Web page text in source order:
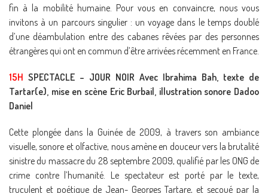
fin à la mobilité humaine. Pour vous en convaincre, nous vous
invitons à un parcours singulier : un voyage dans le temps doublé
d’une déambulation entre des cabanes rêvées par des personnes
étrangères qui ont en commun d’être arrivées récemment en France.
15H SPECTACLE – JOUR NOIR Avec Ibrahima Bah, texte de
Tartar(e), mise en scène Eric Burbail, illustration sonore Dadoo
Daniel
Cette plongée dans la Guinée de 2009, à travers son ambiance
visuelle, sonore et olfactive, nous amène en douceur vers la brutalité
sinistre du massacre du 28 septembre 2009, qualifié par les ONG de
crime contre l’humanité. Le spectateur est porté par le texte,
truculent et poétique de Jean- Georges Tartare, et secoué par la